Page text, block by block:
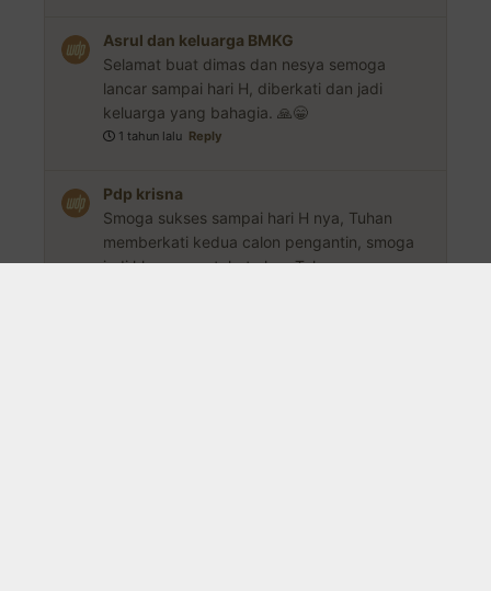
Asrul dan keluarga BMKG
Selamat buat dimas dan nesya semoga
lancar sampai hari H, diberkati dan jadi
keluarga yang bahagia. 🙏😁
1 tahun lalu Reply
Pdp krisna
Smoga sukses sampai hari H nya, Tuhan
memberkati kedua calon pengantin, smoga
jadi kluarga yg takut akan Tuhan